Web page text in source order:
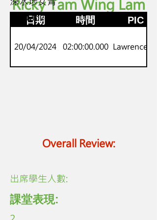
Ricky Tam Wing Lam
日期 時間 PIC
20/04/2024 02:00:00.000 Lawrence Lo
Overall Review:
P3-4
劍橋Movers
​出席學生人數:
課堂表現: